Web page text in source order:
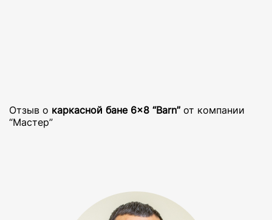
Отзыв о каркасной бане 6×8 “Barn” от компании
“Мастер”